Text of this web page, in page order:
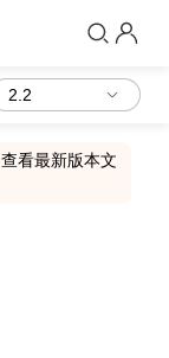
查看最新版本文